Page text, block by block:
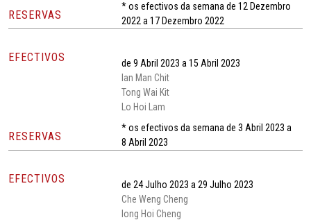
RESERVAS
* os efectivos da semana de 12 Dezembro
2022 a 17 Dezembro 2022
EFECTIVOS
de 9 Abril 2023 a 15 Abril 2023
Ian Man Chit
Tong Wai Kit
Lo Hoi Lam
RESERVAS
* os efectivos da semana de 3 Abril 2023 a
8 Abril 2023
EFECTIVOS
de 24 Julho 2023 a 29 Julho 2023
Che Weng Cheng
Iong Hoi Cheng